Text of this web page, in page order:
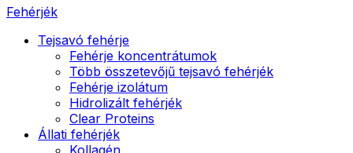
Fehérjék
Tejsavó fehérje
Fehérje koncentrátumok
Több összetevőjű tejsavó fehérjék
Fehérje izolátum
Hidrolizált fehérjék
Clear Proteins
Állati fehérjék
Kollagén